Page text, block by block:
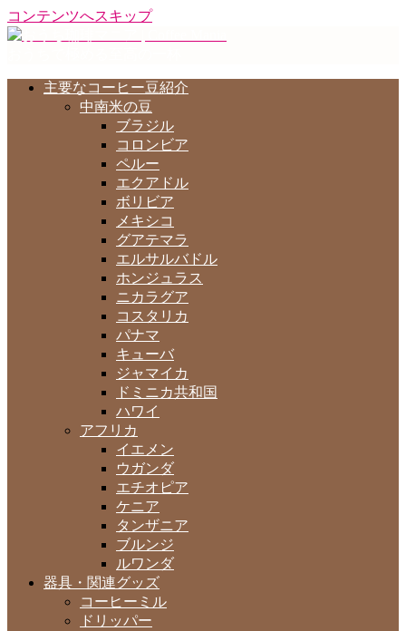
コンテンツへスキップ
主要なコーヒー豆紹介
中南米の豆
ブラジル
コロンビア
ペルー
エクアドル
ボリビア
メキシコ
グアテマラ
エルサルバドル
ホンジュラス
ニカラグア
コスタリカ
パナマ
キューバ
ジャマイカ
ドミニカ共和国
ハワイ
アフリカ
イエメン
ウガンダ
エチオピア
ケニア
タンザニア
ブルンジ
ルワンダ
器具・関連グッズ
コーヒーミル
ドリッパー